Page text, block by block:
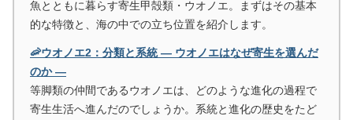
魚とともに暮らす寄生甲殻類・ウオノエ。まずはその基本
的な特徴と、海の中での立ち位置を紹介します。
🦐ウオノエ2：分類と系統 ― ウオノエはなぜ寄生を選んだ
のか ―
等脚類の仲間であるウオノエは、どのような進化の過程で
寄生生活へ進んだのでしょうか。系統と進化の歴史をたど